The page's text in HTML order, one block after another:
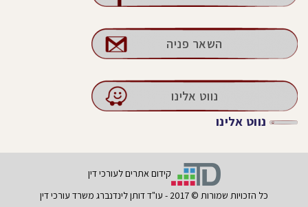
השאר פניה
נווט אלינו
נווט אלינו
קידום אתרים לעורכי דין
כל הזכויות שמורות © 2017 - עו"ד דותן לינדנברג משרד עורכי דין